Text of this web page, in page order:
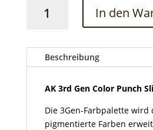
Punch
Slime
Green
In den
Beschreibung
AK 3rd Gen Color Punch
Die 3Gen-Farbpalette
pigmentierte Farben